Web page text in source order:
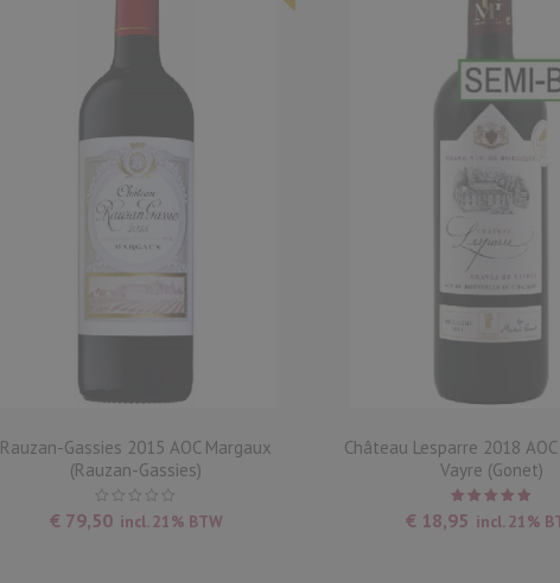
Rauzan-Gassies 2015 AOC Margaux
(Rauzan-Gassies)
€ 79,50 incl. 21% BTW
Château Lesparre 2018
Vayre (Gonet)
Waardering
5.00uit
€ 18,95 incl. 21%